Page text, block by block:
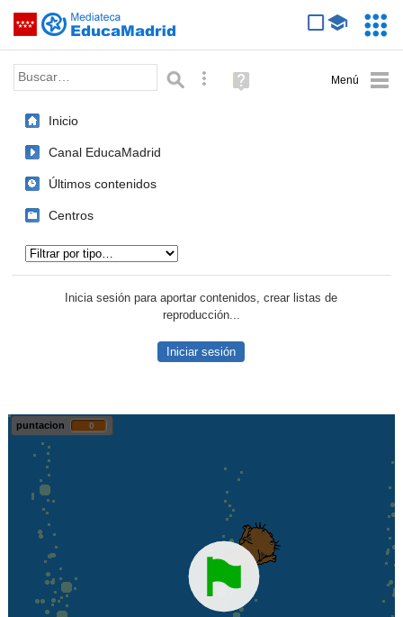
Saltar navegación
Palabra o frase: Búsqueda avanzada
Ayuda
(en
Inicio
Canal EducaMadrid
Últimos contenidos
Centros
Inicia sesión para aportar contenidos, crear listas de
reproducción...
Iniciar sesión